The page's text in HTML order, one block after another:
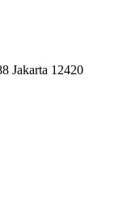
Jakarta 12420